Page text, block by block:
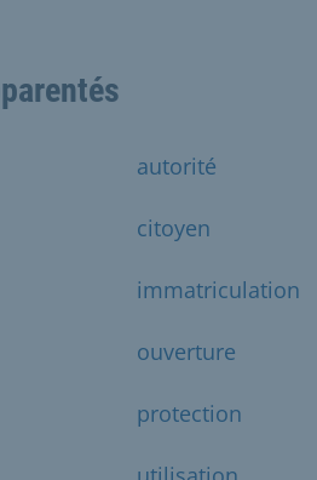
autorité
citoyen
immatriculation
ouverture
protection